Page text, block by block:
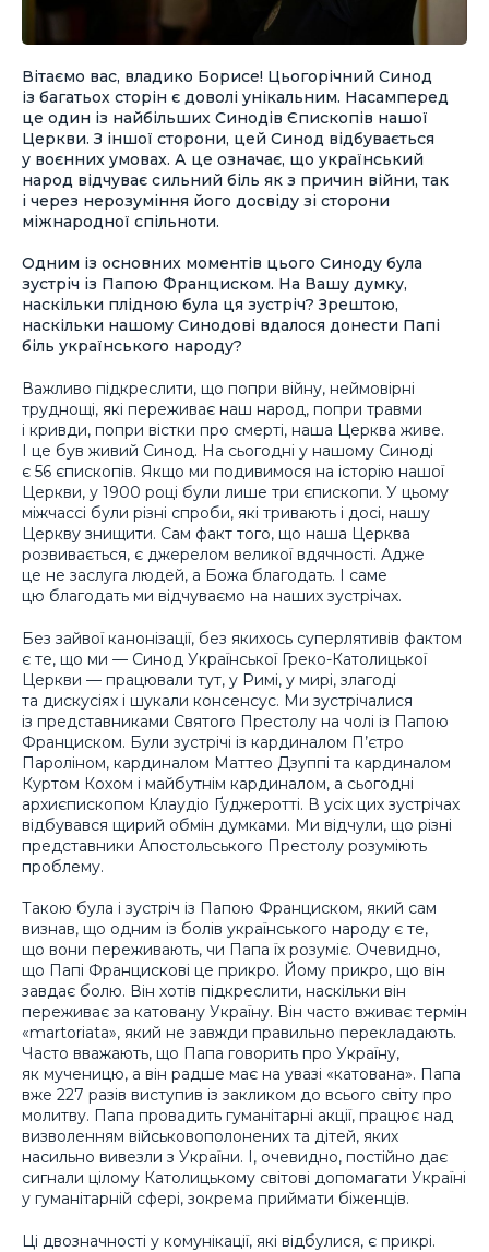
Вітаємо вас, владико Борисе! Цьогорічний Синод
із багатьох сторін є доволі унікальним. Насамперед
це один із найбільших Синодів Єпископів нашої
Церкви. З іншої сторони, цей Синод відбувається
у воєнних умовах. А це означає, що український
народ відчуває сильний біль як з причин війни, так
і через нерозуміння його досвіду зі сторони
міжнародної спільноти.
Одним із основних моментів цього Синоду була
зустріч із Папою Франциском. На Вашу думку,
наскільки плідною була ця зустріч? Зрештою,
наскільки нашому Синодові вдалося донести Папі
біль українського народу?
Важливо підкреслити, що попри війну, неймовірні
труднощі, які переживає наш народ, попри травми
і кривди, попри вістки про смерті, наша Церква живе.
І це був живий Синод. На сьогодні у нашому Синоді
є 56 єпископів. Якщо ми подивимося на історію нашої
Церкви, у 1900 році були лише три єпископи. У цьому
міжчассі були різні спроби, які тривають і досі, нашу
Церкву знищити. Сам факт того, що наша Церква
розвивається, є джерелом великої вдячності. Адже
це не заслуга людей, а Божа благодать. І саме
цю благодать ми відчуваємо на наших зустрічах.
Без зайвої канонізації, без якихось суперлятивів фактом
є те, що ми — Синод Української Греко-Католицької
Церкви — працювали тут, у Римі, у мирі, злагоді
та дискусіях і шукали консенсус. Ми зустрічалися
із представниками Святого Престолу на чолі із Папою
Франциском. Були зустрічі із кардиналом П’єтро
Пароліном, кардиналом Маттео Дзуппі та кардиналом
Куртом Кохом і майбутнім кардиналом, а сьогодні
архиєпископом Клаудіо Ґуджеротті. В усіх цих зустрічах
відбувався щирий обмін думками. Ми відчули, що різні
представники Апостольського Престолу розуміють
проблему.
Такою була і зустріч із Папою Франциском, який сам
визнав, що одним із болів українського народу є те,
що вони переживають, чи Папа їх розуміє. Очевидно,
що Папі Францискові це прикро. Йому прикро, що він
завдає болю. Він хотів підкреслити, наскільки він
переживає за катовану Україну. Він часто вживає термін
«martoriata», який не завжди правильно перекладають.
Часто вважають, що Папа говорить про Україну,
як мученицю, а він радше має на увазі «катована». Папа
вже 227 разів виступив із закликом до всього світу про
молитву. Папа провадить гуманітарні акції, працює над
визволенням військовополонених та дітей, яких
насильно вивезли з України. І, очевидно, постійно дає
сигнали цілому Католицькому світові допомагати Україні
у гуманітарній сфері, зокрема приймати біженців.
Ці двозначності у комунікації, які відбулися, є прикрі.